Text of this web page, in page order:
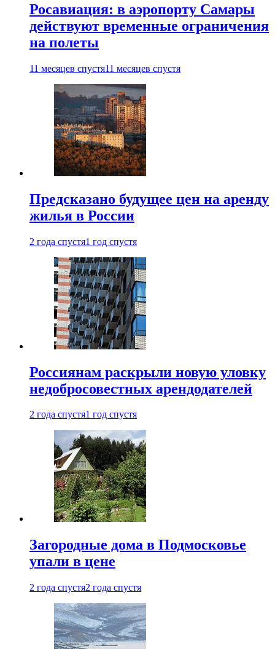
Росавиация: в аэропорту Самары
действуют временные ограничения
на полеты
11 месяцев спустя11 месяцев спустя
Предсказано будущее цен на аренду
жилья в России
2 года спустя1 год спустя
Россиянам раскрыли новую уловку
недобросовестных арендодателей
2 года спустя1 год спустя
Загородные дома в Подмосковье
упали в цене
2 года спустя2 года спустя